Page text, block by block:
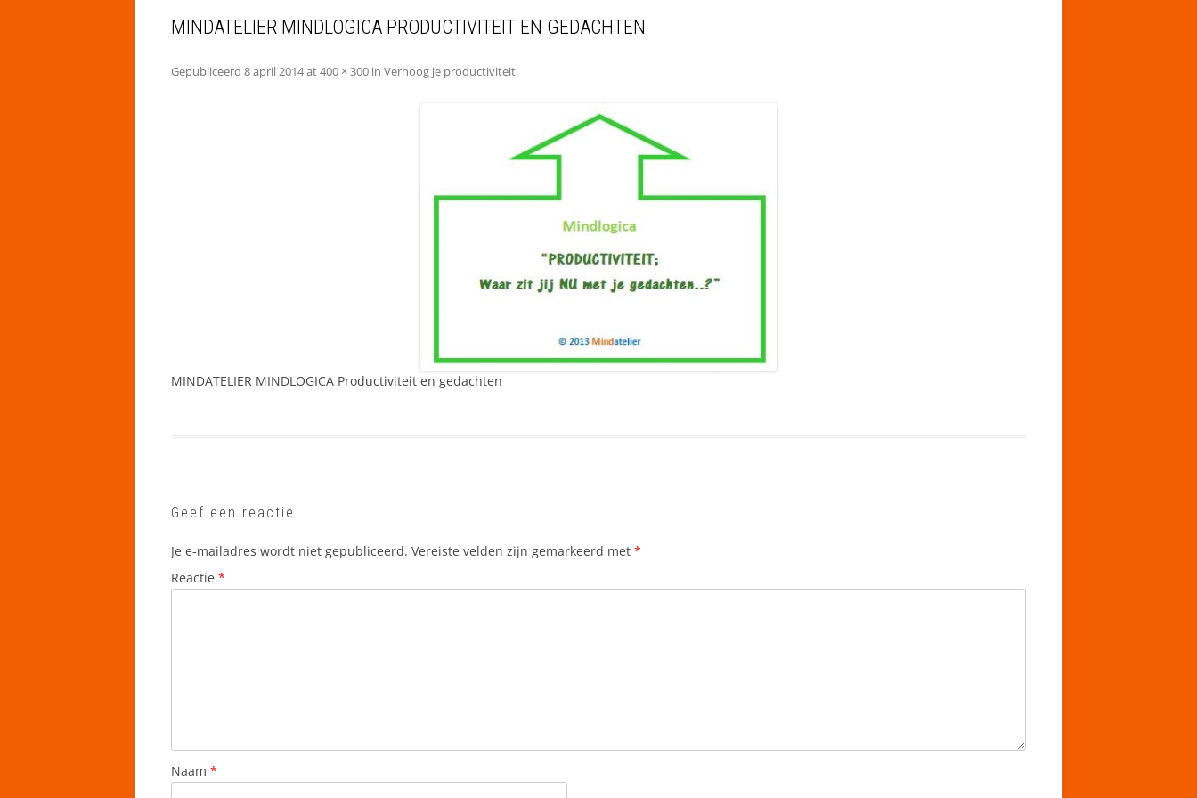
MINDATELIER MINDLOGICA PRODUCTIVITEIT EN GEDACHTEN
Gepubliceerd 8 april 2014at400 × 300 in Verhoog je productiviteit.
MINDATELIER MINDLOGICA Productiviteit en gedachten
Geef een reactie
Je e-mailadres wordt niet gepubliceerd. Vereiste velden zijn gemarkeerd met *
Reactie *
Naam *